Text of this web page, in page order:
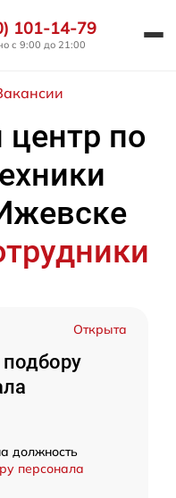
101-14-79
с 9:00 до 21:00
по
Открыта
должность
персонала